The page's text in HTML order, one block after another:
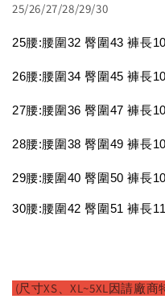
25/26/27/28/29/30
25腰:腰圍32 臀圍43 褲長
26腰:腰圍34 臀圍45 褲長
27腰:腰圍36 臀圍47 褲長
28腰:腰圍38 臀圍49 褲長
29腰:腰圍40 臀圍50 褲長
30腰:腰圍42 臀圍51 褲長
(尺寸XS、XL~5XL因請廠